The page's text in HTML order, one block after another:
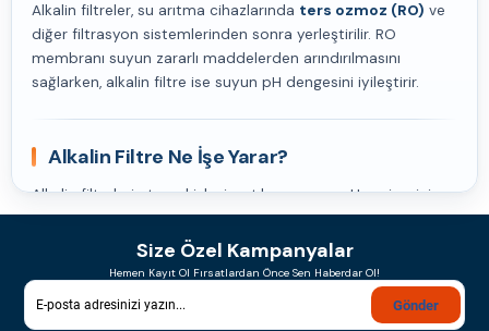
Alkalin filtreler, su arıtma cihazlarında ters ozmoz (RO) ve
diğer filtrasyon sistemlerinden sonra yerleştirilir. RO
membranı suyun zararlı maddelerden arındırılmasını
sağlarken, alkalin filtre ise suyun pH dengesini iyileştirir.
Alkalin Filtre Ne İşe Yarar?
Alkalin filtrelerin temel işlevi, arıtılmış suyun pH seviyesini
artırarak onualkali suhaline getirmektir. Bu filtreler, suya
kalsiyum, magnezyum, potasyum ve sodyum gibi
mineralleri geri kazandırarak suyu zenginleştirir. Alkalin su,
vücudun pH dengesini sağlamaya yardımcı olur, bu da
özellikle asidik gıdalar tüketen bireyler için faydalıdır.
Size Özel Kampanyalar
Hemen Kayıt Ol Fırsatlardan Önce Sen Haberdar Ol!
Gönder